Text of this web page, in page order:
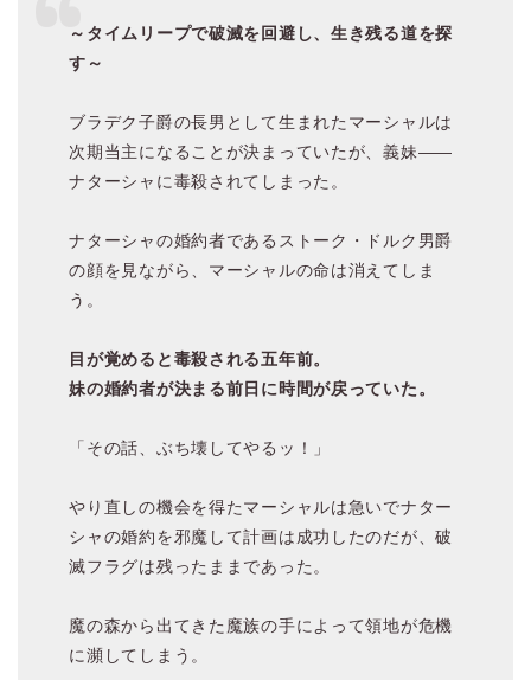
～タイムリープで破滅を回避し、生き残る道を探
す～
ブラデク子爵の長男として生まれたマーシャルは
次期当主になることが決まっていたが、義妹――
ナターシャに毒殺されてしまった。
ナターシャの婚約者であるストーク・ドルク男爵
の顔を見ながら、マーシャルの命は消えてしま
う。
目が覚めると毒殺される五年前。
妹の婚約者が決まる前日に時間が戻っていた。
「その話、ぶち壊してやるッ！」
やり直しの機会を得たマーシャルは急いでナター
シャの婚約を邪魔して計画は成功したのだが、破
滅フラグは残ったままであった。
魔の森から出てきた魔族の手によって領地が危機
に瀕してしまう。